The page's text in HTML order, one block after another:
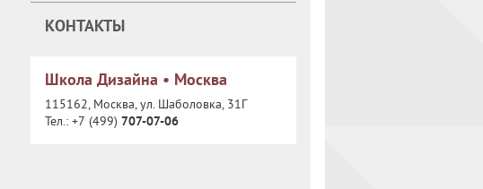
КОНТАКТЫ
Школа Дизайна • Москва
115162, Москва, ул. Шаболовка, 31Г
Тел.: +7 (499) 707-07-06